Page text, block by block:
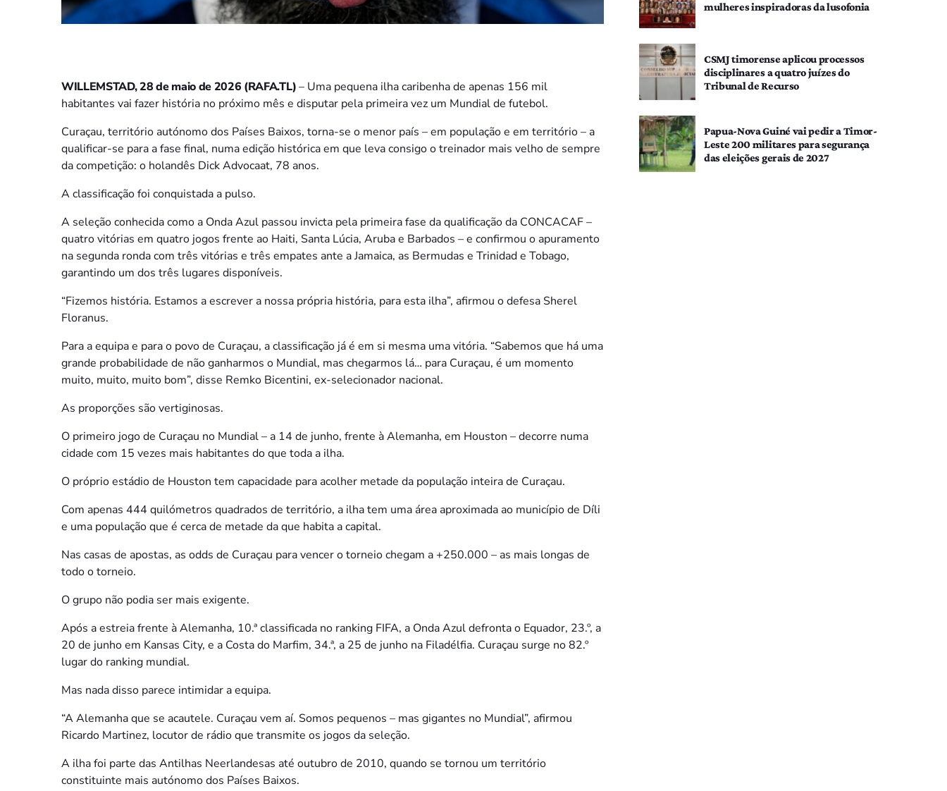
WILLEMSTAD, 28 de maio de 2026 (RAFA.TL)– Uma pequena ilha caribenha de apenas 156 mil
habitantes vai fazer história no próximo mês e disputar pela primeira vez um Mundial de futebol.
Curaçau, território autónomo dos Países Baixos, torna-se o menor país – em população e em território – a
qualificar-se para a fase final, numa edição histórica em que leva consigo o treinador mais velho de sempre
da competição: o holandês Dick Advocaat, 78 anos.
A classificação foi conquistada a pulso.
A seleção conhecida como a Onda Azul passou invicta pela primeira fase da qualificação da CONCACAF –
quatro vitórias em quatro jogos frente ao Haiti, Santa Lúcia, Aruba e Barbados – e confirmou o apuramento
na segunda ronda com três vitórias e três empates ante a Jamaica, as Bermudas e Trinidad e Tobago,
garantindo um dos três lugares disponíveis.
“Fizemos história. Estamos a escrever a nossa própria história, para esta ilha”, afirmou o defesa Sherel
Floranus.
Para a equipa e para o povo de Curaçau, a classificação já é em si mesma uma vitória. “Sabemos que há uma
grande probabilidade de não ganharmos o Mundial, mas chegarmos lá… para Curaçau, é um momento
muito, muito, muito bom”, disse Remko Bicentini, ex-selecionador nacional.
As proporções são vertiginosas.
O primeiro jogo de Curaçau no Mundial – a 14 de junho, frente à Alemanha, em Houston – decorre numa
cidade com 15 vezes mais habitantes do que toda a ilha.
O próprio estádio de Houston tem capacidade para acolher metade da população inteira de Curaçau.
Com apenas 444 quilómetros quadrados de território, a ilha tem uma área aproximada ao município de Díli
e uma população que é cerca de metade da que habita a capital.
Nas casas de apostas, as odds de Curaçau para vencer o torneio chegam a +250.000 – as mais longas de
todo o torneio.
O grupo não podia ser mais exigente.
Após a estreia frente à Alemanha, 10.ª classificada no ranking FIFA, a Onda Azul defronta o Equador, 23.º, a
20 de junho em Kansas City, e a Costa do Marfim, 34.ª, a 25 de junho na Filadélfia. Curaçau surge no 82.º
lugar do ranking mundial.
Mas nada disso parece intimidar a equipa.
“A Alemanha que se acautele. Curaçau vem aí. Somos pequenos – mas gigantes no Mundial”, afirmou
Ricardo Martinez, locutor de rádio que transmite os jogos da seleção.
A ilha foi parte das Antilhas Neerlandesas até outubro de 2010, quando se tornou um território
constituinte mais autónomo dos Países Baixos.
mulheres inspiradoras da lusofonia
CSMJ timorense aplicou processos
disciplinares a quatro juízes do
Tribunal de Recurso
Papua-Nova Guiné vai pedir a Timor-
Leste 200 militares para segurança
das eleições gerais de 2027